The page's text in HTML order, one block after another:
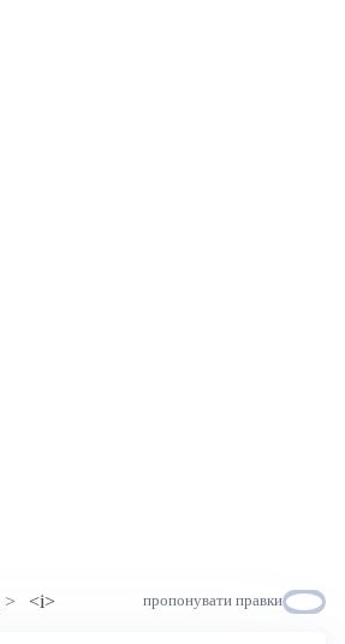
<i> пропонувати правки